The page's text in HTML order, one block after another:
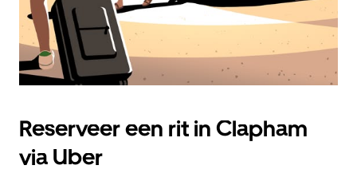
Reserveer een rit in Clapham
via Uber